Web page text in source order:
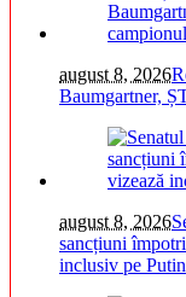
august 8, 2026
Baumgartner,
august 8, 2026
sancțiuni
inclusiv pe Putin